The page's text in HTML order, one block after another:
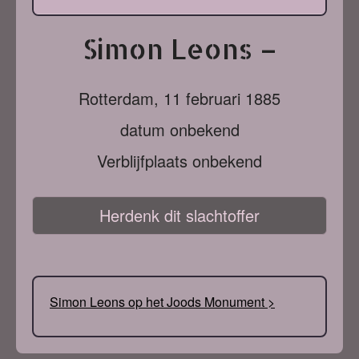
Simon Leons –
Rotterdam, 11 februari 1885
datum onbekend
Verblijfplaats onbekend
Herdenk dit slachtoffer
Simon Leons op het Joods Monument >